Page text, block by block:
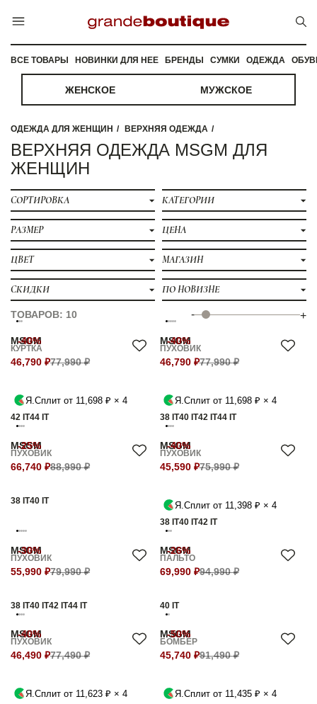
ВСЕ ТОВАРЫ НОВИНКИ ДЛЯ НЕЕ БРЕНДЫ СУМКИ ОДЕЖДА
ЖЕНСКОЕ МУЖСКОЕ
ОДЕЖДА ДЛЯ ЖЕНЩИН ВЕРХНЯЯ ОДЕЖДА
ВЕРХНЯЯ ОДЕЖДА MSGM ДЛЯ
ЖЕНЩИН
СОРТИРОВКА КАТЕГОРИИ
РАЗМЕР ЦЕНА
ЦВЕТ МАГАЗИН
СКИДКИ ПО НОВИЗНЕ
ТОВАРОВ: 10 - +
-40%
MSGM
КУРТКА
46,790 ₽77,990 ₽
Я.Сплит от 11,698 ₽ × 4
42 IT44 IT
-40%
MSGM
ПУХОВИК
46,790 ₽77,990 ₽
Я.Сплит от 11,698 ₽ × 4
38 IT40 IT42 IT44 IT
-25%
MSGM
ПУХОВИК
66,740 ₽88,990 ₽
38 IT40 IT
-40%
MSGM
ПУХОВИК
45,590 ₽75,990 ₽
Я.Сплит от 11,398 ₽ × 4
38 IT40 IT42 IT
-30%
MSGM
ПУХОВИК
55,990 ₽79,990 ₽
38 IT40 IT42 IT44 IT
-26%
MSGM
ПАЛЬТО
69,990 ₽94,990 ₽
40 IT
-40%
MSGM
ПУХОВИК
46,490 ₽77,490 ₽
Я.Сплит от 11,623 ₽ × 4
-50%
MSGM
БОМБЕР
45,740 ₽91,490 ₽
Я.Сплит от 11,435 ₽ × 4